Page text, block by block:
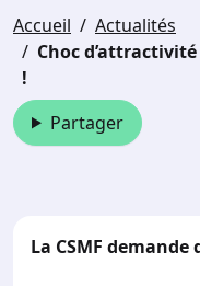
Accueil
Actualités
Choc
!
Partager
La CSMF demande